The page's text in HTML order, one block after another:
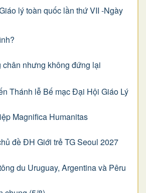
lý toàn quốc lần thứ VII -Ngày
chân nhưng không đứng lại
Thánh lễ Bế mạc Đại Hội Giáo Lý
Magnifica Humanitas
đề ĐH Giới trẻ TG Seoul 2027
du Uruguay, Argentina và Pêru